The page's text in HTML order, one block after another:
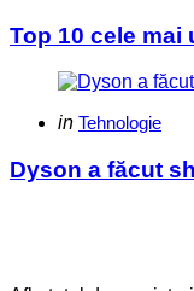
Top 10 cele mai
Categories
Posted
in Tehnologie
Dyson a făcut